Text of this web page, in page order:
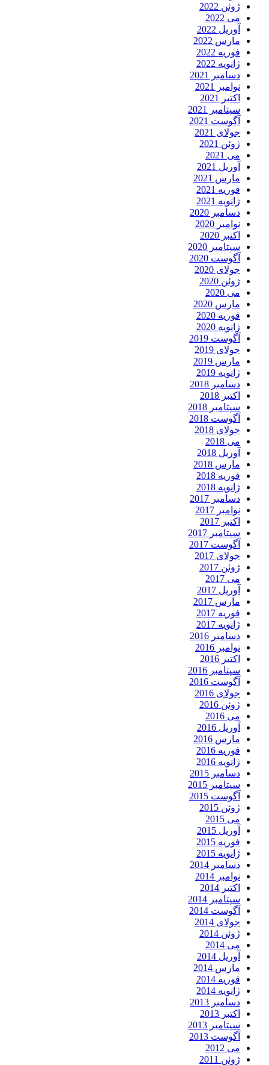
ژوئن 2022
می 2022
آوریل 2022
مارس 2022
فوریه 2022
ژانویه 2022
دسامبر 2021
نوامبر 2021
اکتبر 2021
سپتامبر 2021
آگوست 2021
جولای 2021
ژوئن 2021
می 2021
آوریل 2021
مارس 2021
فوریه 2021
ژانویه 2021
دسامبر 2020
نوامبر 2020
اکتبر 2020
سپتامبر 2020
آگوست 2020
جولای 2020
ژوئن 2020
می 2020
مارس 2020
فوریه 2020
ژانویه 2020
آگوست 2019
جولای 2019
مارس 2019
ژانویه 2019
دسامبر 2018
اکتبر 2018
سپتامبر 2018
آگوست 2018
جولای 2018
می 2018
آوریل 2018
مارس 2018
فوریه 2018
ژانویه 2018
دسامبر 2017
نوامبر 2017
اکتبر 2017
سپتامبر 2017
آگوست 2017
جولای 2017
ژوئن 2017
می 2017
آوریل 2017
مارس 2017
فوریه 2017
ژانویه 2017
دسامبر 2016
نوامبر 2016
اکتبر 2016
سپتامبر 2016
آگوست 2016
جولای 2016
ژوئن 2016
می 2016
آوریل 2016
مارس 2016
فوریه 2016
ژانویه 2016
دسامبر 2015
سپتامبر 2015
آگوست 2015
ژوئن 2015
می 2015
آوریل 2015
فوریه 2015
ژانویه 2015
دسامبر 2014
نوامبر 2014
اکتبر 2014
سپتامبر 2014
آگوست 2014
جولای 2014
ژوئن 2014
می 2014
آوریل 2014
مارس 2014
فوریه 2014
ژانویه 2014
دسامبر 2013
اکتبر 2013
سپتامبر 2013
آگوست 2013
می 2012
ژوئن 2011